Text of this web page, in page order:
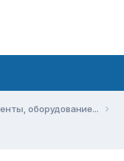
оборудование...